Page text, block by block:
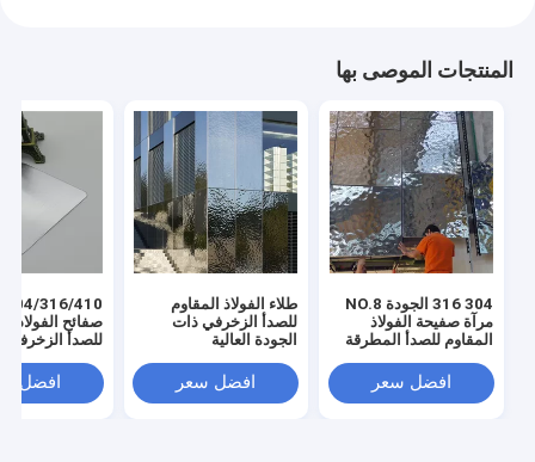
المنتجات الموصى بها
304 316 الجودة NO.8
مرآة صفيحة الفولاذ
المقاوم للصدأ المطرقة
الداخليةافضل سعر
طلاء الفولاذ المقاوم
للصدأ الزخرفي ذات
الجودة العالية
افضل سعر
304/316/410
صفائح الفولاذ
للصدأ الزخرفية
الأسود/الذهبي
المعمار/ديكور
افضل